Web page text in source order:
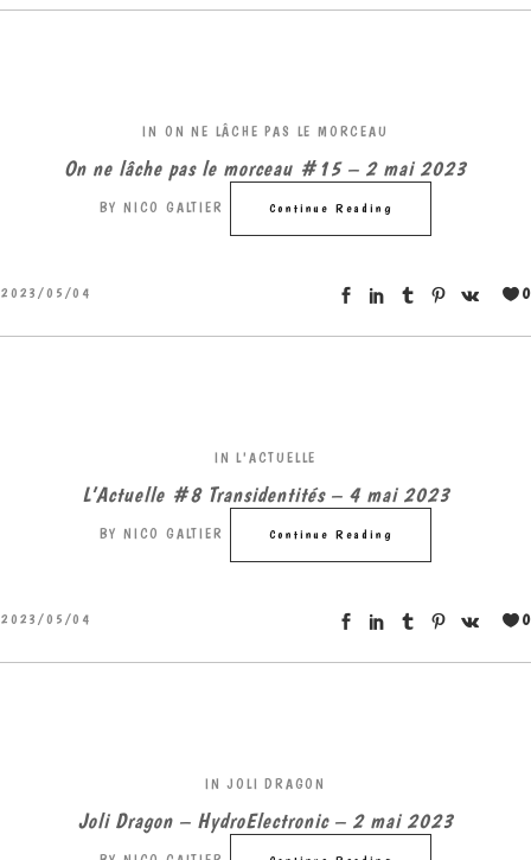
IN ON NE LÂCHE PAS LE MORCEAU
On ne lâche pas le morceau #15 – 2 mai 2023
BY NICO GALTIER Continue Reading
2023/05/04 0
IN L'ACTUELLE
L’Actuelle #8 Transidentités – 4 mai 2023
BY NICO GALTIER Continue Reading
2023/05/04 0
IN JOLI DRAGON
Joli Dragon – HydroElectronic – 2 mai 2023